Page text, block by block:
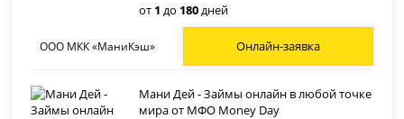
от 1 до 180дней
ООО МКК «МаниКэш» Онлайн-заявка
Мани Дей - Займы онлайн в любой точке
мира от МФО Money Day